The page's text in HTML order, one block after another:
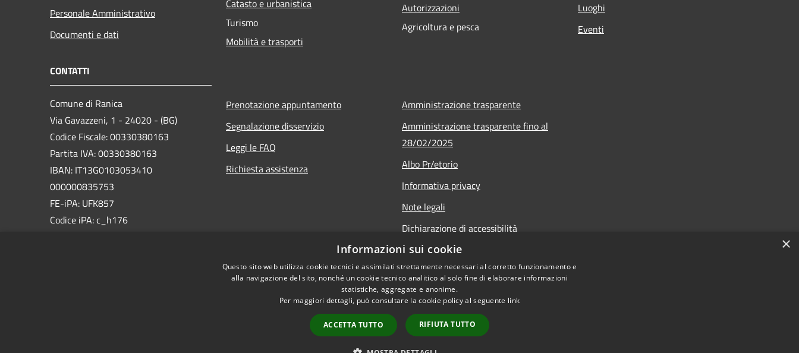
Personale Amministrativo
Documenti e dati
Catasto e urbanistica
Turismo
Mobilità e trasporti
Autorizzazioni
Agricoltura e pesca
Luoghi
Eventi
CONTATTI
Comune di Ranica
Via Gavazzeni, 1 - 24020 - (BG)
Codice Fiscale: 00330380163
Partita IVA: 00330380163
IBAN: IT13G0103053410
000000835753
FE-iPA: UFK857
Codice iPA: c_h176
Prenotazione appuntamento
Segnalazione disservizio
Leggi le FAQ
Richiesta assistenza
Amministrazione trasparente
Amministrazione trasparente fino al
28/02/2025
Albo Pr/etorio
Informativa privacy
Note legali
Dichiarazione di accessibilità
Obiettivi di accessibilità
×
Informazioni sui cookie
Questo sito web utilizza cookie tecnici e assimilati strettamente necessari al corretto funzionamento e
alla navigazione del sito, nonché un cookie tecnico analitico al solo fine di elaborare informazioni
statistiche, aggregate e anonime.
Per maggiori dettagli, può consultare la cookie policy al seguente link
ACCETTA TUTTO RIFIUTA TUTTO